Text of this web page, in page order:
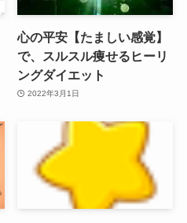
心の平安【たましい感覚】
で、スルスル痩せるヒーリ
ングダイエット
2022年3月1日